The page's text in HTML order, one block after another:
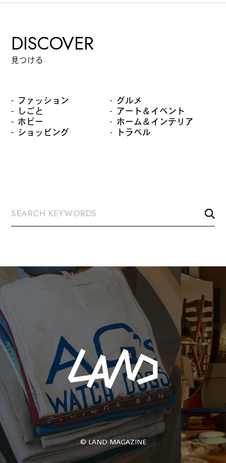
のマチの、一歩先を一緒に探してくれる仲間「サポー
ター」を募集中！公式LINEで編集部と直接チャットで
やりとりできる場所。おすすめのお店や特集してほし
DISCOVER
見つける
ファッション
グルメ
しごと
アート＆イベント
ホビー
ホーム＆インテリア
ショッピング
トラベル
© LAND MAGAZINE